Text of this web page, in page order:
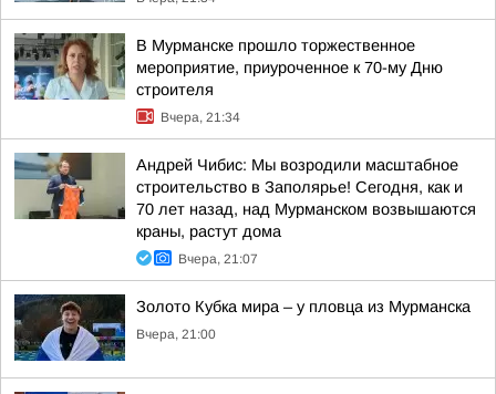
В Мурманске прошло торжественное
мероприятие, приуроченное к 70-му Дню
строителя
Вчера, 21:34
Андрей Чибис: Мы возродили масштабное
строительство в Заполярье! Сегодня, как и
70 лет назад, над Мурманском возвышаются
краны, растут дома
Вчера, 21:07
Золото Кубка мира – у пловца из Мурманска
Вчера, 21:00